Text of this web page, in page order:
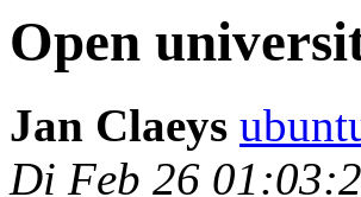
Open
Jan Claeys
Di Feb 26